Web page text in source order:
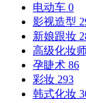
电动车 0
影视造型
新娘跟妆
高级化妆
孕睫术 86
彩妆 293
韩式化妆